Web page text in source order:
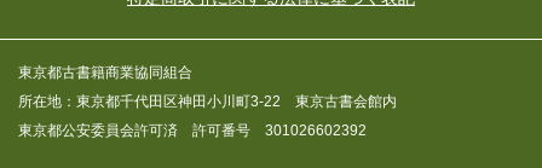
東京都古書籍商業協同組合
所在地：東京都千代田区神田小川町3-22 東京古書会館内
東京都公安委員会許可済 許可番号 301026602392